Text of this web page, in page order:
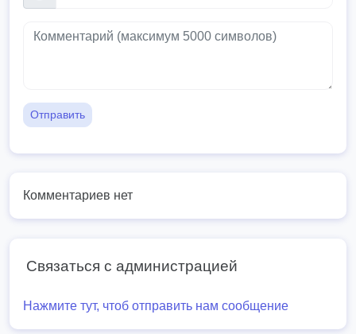
Отправить
Комментариев нет
Связаться с администрацией
Нажмите тут, чтоб отправить нам сообщение